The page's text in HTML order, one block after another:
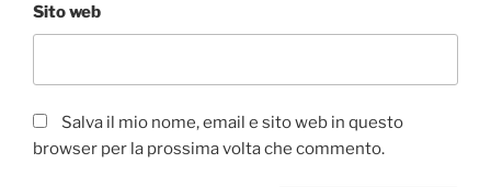
Sito web
Salva il mio nome, email e sito web in questo
browser per la prossima volta che commento.